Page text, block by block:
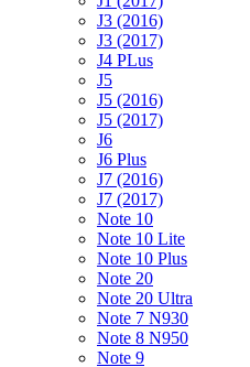
J3 (2016)
J3 (2017)
J4 PLus
J5
J5 (2016)
J5 (2017)
J6
J6 Plus
J7 (2016)
J7 (2017)
Note 10
Note 10 Lite
Note 10 Plus
Note 20
Note 20 Ultra
Note 7 N930
Note 8 N950
Note 9